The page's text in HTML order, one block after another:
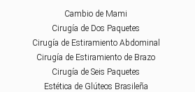
Cambio de Mami
Cirugía de Dos Paquetes
Cirugía de Estiramiento Abdominal
Cirugía de Estiramiento de Brazo
Cirugía de Seis Paquetes
Estética de Glúteos Brasileña